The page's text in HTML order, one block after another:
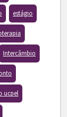
estágio
Intercâmbio
ucpel